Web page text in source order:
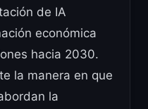
de IA
económica
hacia 2030.
la manera en que
la